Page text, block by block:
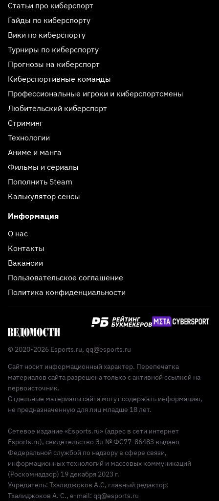
Статьи про киберспорт
Гайды по киберспорту
Вики по киберспорту
Турниры по киберспорту
Прогнозы на киберспорт
Киберспортивные команды
Профессиональные игроки и киберспортсмены
Любительский киберспорт
Стриминг
Технологии
Аниме и манга
Фильмы и сериалы
Пополнить Steam
Калькулятор сенсы
Информация
О нас
Контакты
Вакансии
Пользовательское соглашение
Политика конфиденциальности
© 2020-2026 Esports.ru, qq@esports.ru
Сайт носит информационный характер. Перепечатка
материалов сайта разрешена только с активной ссылкой на
первоисточник.
Отдельные материалы сайта могут содержать информацию,
не предназначенную для лиц младше 18 лет.
Сетевое издание «Esports.ru» (адрес в сети интернет
Esports.ru), свидетельство Эл № ФС77-86483 выдано
Федеральной службой по надзору в сфере связи,
информационных технологий и массовых коммуникаций
(Роскомнадзор) 19 декабря 2023 г.
Учредитель: Тхалиджоков А.С, главный редактор:
Тхалиджоков А. С., e-mail: qq@esports.ru